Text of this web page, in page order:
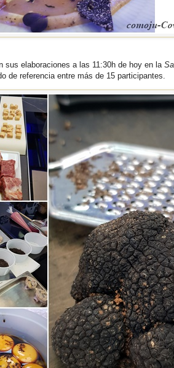
sus elaboraciones a las 11:30h de hoy en la
de referencia entre más de 15 participantes.